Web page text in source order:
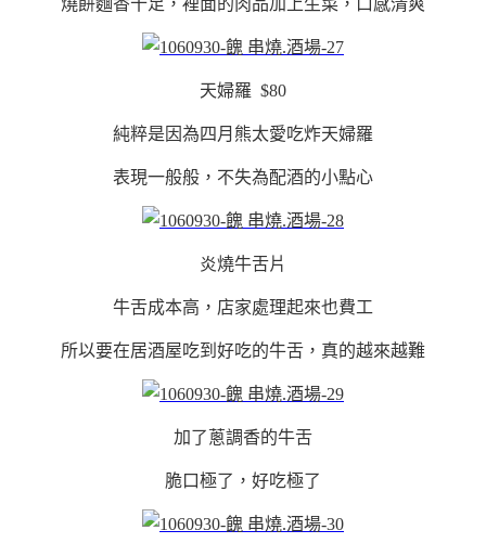
天婦羅 $80
純粹是因為四月熊太愛吃炸天婦羅
表現一般般，不失為配酒的小點心
炎燒牛舌片
牛舌成本高，店家處理起來也費工
所以要在居酒屋吃到好吃的牛舌，真的越來越難
加了蔥調香的牛舌
脆口極了，好吃極了